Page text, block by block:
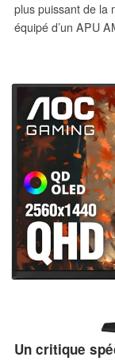
plus puissant de la
équipé d’un APU
mémoire vive
plus que le
Un critique